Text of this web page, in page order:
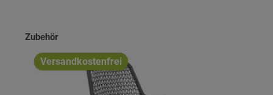
Produktgalerie überspringen
Zubehör
Versandkostenfrei